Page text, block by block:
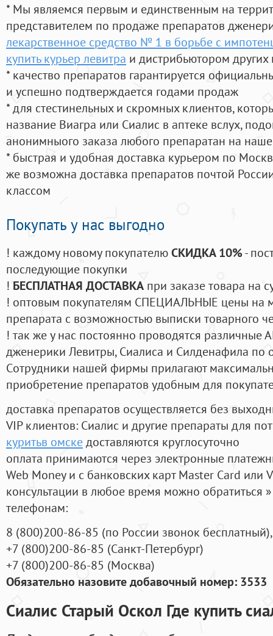
* Мы являемся первым и единственным на
представителем по продаже препаратов
лекарственное средство № 1 в борьбе с
купить курьер левитра и дистрибьютором других
* качество препаратов гарантируется
и успешно подтверждается годами продаж
* для стестинельных и скромных клиентов,
название Виагра или Сиалис в аптеке вслух,
анонимныого заказа любого препаратан на
* быстрая и удобная доставка курьером по
же возможна доставка препаратов почтой
классом
Покупать у нас выгодно
! каждому новому покупателюСКИДКА 10%-
последующие покупки
! БЕСПЛАТНАЯ ДОСТАВКА при заказе товара на
! оптовым покупателям СПЕЦИАЛЬНЫЕ цены на
препарата с возможностью выписки товарного
! так же у нас постоянно проводятся
дженерики Левитры, Сиалиса и Силденафила по
Cотрудники нашей фирмы прилагают
приобретение препаратов удобным для
доставка препаратов осуществляется без
VIP клиентов: Сиалис и другие препараты для
куритьв омскедоставляются круглосуточно
оплата принимаются через электронные
Web Money и с банковских карт Master Card или
консультации в любое время можно обратиться
телефонам:
8 (800)200-86-85 (по России звонок бесплатный),
+7 (800)200-86-85 (Санкт-Петербург)
+7 (800)200-86-85 (Москва)
Обязательно назовите добавочный номер: 3533
Сиалис Старый Оскол Где купить